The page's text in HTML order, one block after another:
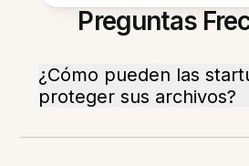
Preguntas
¿Cómo pueden las
proteger sus archivos?